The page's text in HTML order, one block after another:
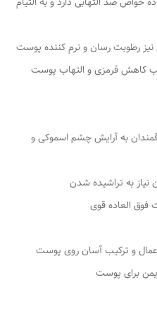
نیز رطوبت رسان و نرم کننده پوست
کاهش قرمزی و التهاب پوست
به آرایش چشم اسموکی و
به تراشیده شدن
فوق العاده قوی
و ترکیب آسان روی پوست
برای پوست